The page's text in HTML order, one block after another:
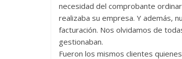
necesidad del comprobante
realizaba su empresa. Y además,
facturación. Nos olvidamos de
gestionaban.
Fueron los mismos clientes